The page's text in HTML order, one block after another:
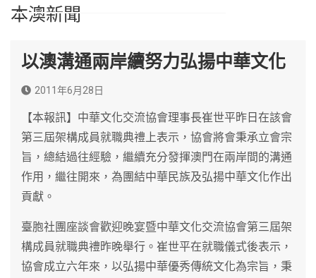
本澳新聞
以澳溝通兩岸續努力弘揚中華文化
2011年6月28日
【本報訊】中華文化交流協會理事長崔世平昨日在該會
第三屆架構成員就職典禮上表示，協會將會秉承立會宗
旨，總結過往經驗，繼續充分發揮澳門在兩岸間的溝通
作用，繼往開來，為團結中華民族及弘揚中華文化作出
貢獻。
臺胞社團座談會歡迎晚宴暨中華文化交流協會第三屆架
構成員就職典禮昨晚舉行。崔世平在就職儀式後表示，
協會成立六年來，以弘揚中華優秀傳統文化為宗旨，秉